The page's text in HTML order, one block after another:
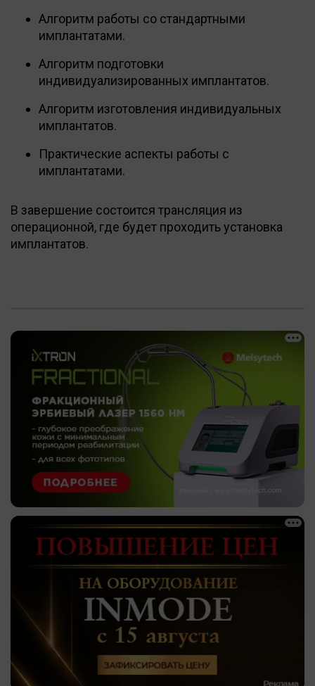
Алгоритм работы со стандартными
имплантатами.
Алгоритм подготовки
индивидуализированных имплантатов.
Алгоритм изготовления индивидуальных
имплантатов.
Практические аспекты работы с
имплантатами.
В завершение состоится трансляция из
операционной, где будет проходить установка
имплантатов.